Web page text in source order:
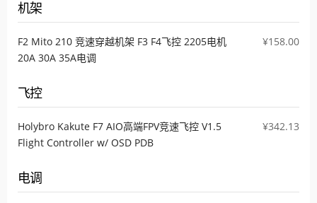
机架
F2 Mito 210 竞速穿越机架 F3 F4飞控 2205电机
20A 30A 35A电调
¥158.00
飞控
Holybro Kakute F7 AIO高端FPV竞速飞控 V1.5
Flight Controller w/ OSD PDB
¥342.13
电调